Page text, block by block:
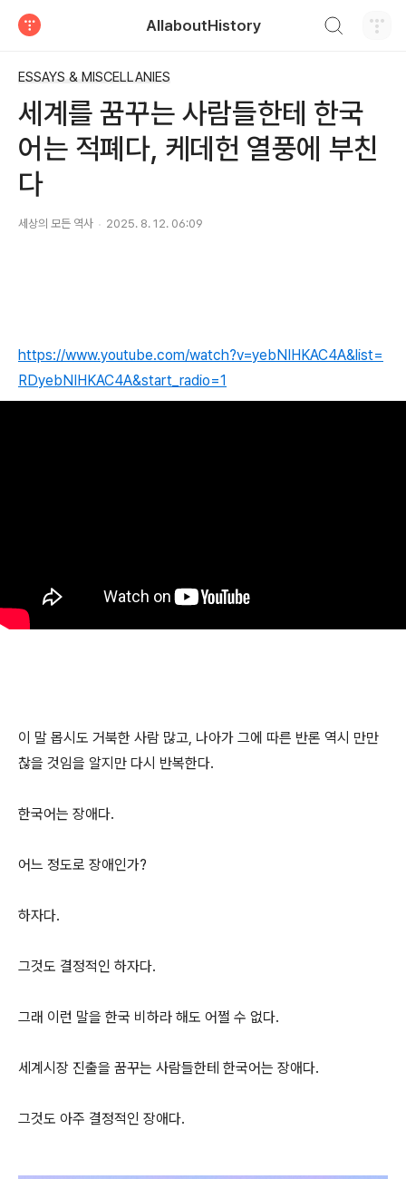
AllaboutHistory
ESSAYS & MISCELLANIES
세계를 꿈꾸는 사람들한테 한국
어는 적폐다, 케데헌 열풍에 부친
다
세상의 모든 역사 2025. 8. 12. 06:09
https://www.youtube.com/watch?v=yebNIHKAC4A&list=
RDyebNIHKAC4A&start_radio=1
이 말 몹시도 거북한 사람 많고, 나아가 그에 따른 반론 역시 만만
찮을 것임을 알지만 다시 반복한다.
한국어는 장애다.
어느 정도로 장애인가?
하자다.
그것도 결정적인 하자다.
그래 이런 말을 한국 비하라 해도 어쩔 수 없다.
세계시장 진출을 꿈꾸는 사람들한테 한국어는 장애다.
그것도 아주 결정적인 장애다.